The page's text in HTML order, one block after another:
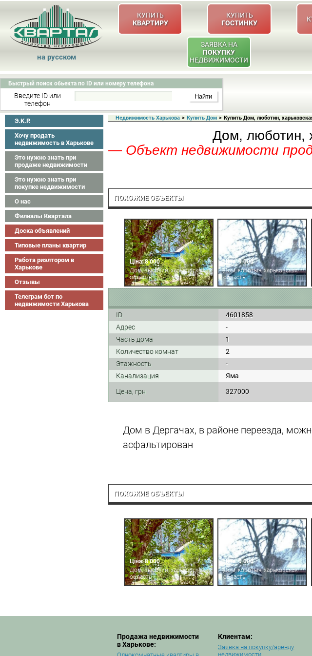
на русском
КУПИТЬ
КВАРТИРУ
КУПИТЬ
ГОСТИНКУ
ЗАЯВКА НА
ПОКУПКУ
НЕДВИЖИМОСТИ
Быстрый поиск обьекта по ID или номеру телефона
Введите ID или
телефон
Э.K.P.
Хочу продать
недвижимость в Харькове
Это нужно знать при
продаже недвижимости
Это нужно знать при
покупке недвижимости
О нас
Филиалы Квартала
Доска объявлений
Типовые планы квартир
Работа риэлтором в
Харькове
Отзывы
Телеграм бот по
недвижимости Харькова
Недвижимость Харькова > Купить Дом > Купить Дом, люботин,
Дом, люботин,
— Объект недвижимости
ПОХОЖИЕ ОБЪЕКТЫ
Ціна: 8 000
Дом, высокий, харьковская
область
Ціна: 9 000
Дом, коротыч, харьковская
область
ID 4601858
Адрес
-
Часть дома
1
Количество комнат
2
Этажность
-
Канализация
Яма
Цена, грн
327000
Дом в Дергачах, в районе переезда,
асфальтирован
ПОХОЖИЕ ОБЪЕКТЫ
Ціна: 8 000
Дом, высокий, харьковская
область
Ціна: 9 000
Дом, коротыч, харьковская
область
Продажа недвижимости
в Харькове:
Клиентам:
Заявка на покупку/аренду
недвижимости